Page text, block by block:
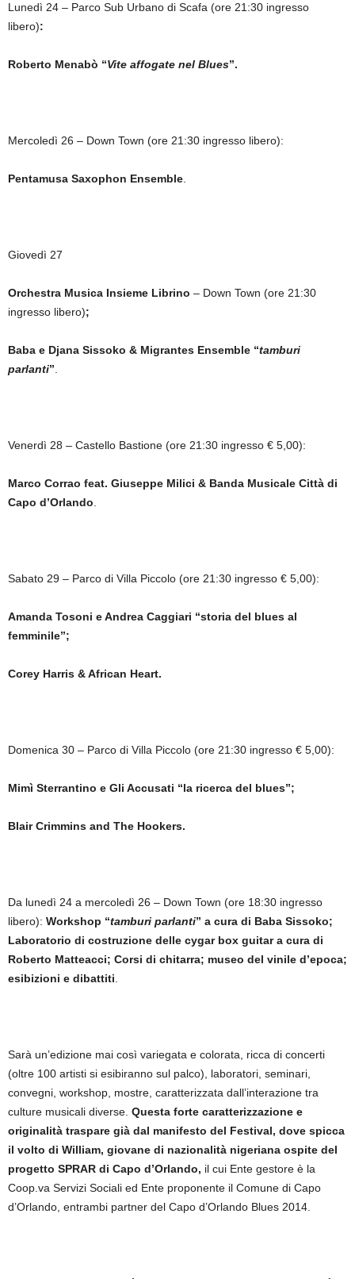
Lunedì 24 – Parco Sub Urbano di Scafa (ore 21:30 ingresso
libero):
Roberto Menabò “Vite affogate nel Blues”.
Mercoledì 26 – Down Town (ore 21:30 ingresso libero):
Pentamusa Saxophon Ensemble
Giovedì 27
Orchestra Musica Insieme Librino – Down Town (ore 21:30
ingresso libero);
Baba e Djana Sissoko & Migrantes Ensemble “tamburi
parlanti”
Venerdì 28 – Castello Bastione (ore 21:30 ingresso € 5,00):
Marco Corrao feat. Giuseppe Milici & Banda Musicale Città di
Capo d’Orlando
Sabato 29 – Parco di Villa Piccolo (ore 21:30 ingresso € 5,00):
Amanda Tosoni e Andrea Caggiari “storia del blues al
femminile”;
Corey Harris & African Heart.
Domenica 30 – Parco di Villa Piccolo (ore 21:30 ingresso € 5,00):
Mimì Sterrantino e Gli Accusati “la ricerca del blues”;
Blair Crimmins and The Hookers.
Da lunedì 24 a mercoledì 26 – Down Town (ore 18:30 ingresso
libero): Workshop “tamburi parlanti” a cura di Baba Sissoko;
Laboratorio di costruzione delle cygar box guitar a cura di
Roberto Matteacci; Corsi di chitarra; museo del vinile d’epoca;
esibizioni e dibattiti
Sarà un’edizione mai così variegata e colorata, ricca di concerti
(oltre 100 artisti si esibiranno sul palco), laboratori, seminari,
convegni, workshop, mostre, caratterizzata dall’interazione tra
culture musicali diverse. Questa forte caratterizzazione e
originalità traspare già dal manifesto del Festival, dove spicca
il volto di William, giovane di nazionalità nigeriana ospite del
progetto SPRAR di Capo d’Orlando, il cui Ente gestore è la
Coop.va Servizi Sociali ed Ente proponente il Comune di Capo
d’Orlando, entrambi partner del Capo d’Orlando Blues 2014.